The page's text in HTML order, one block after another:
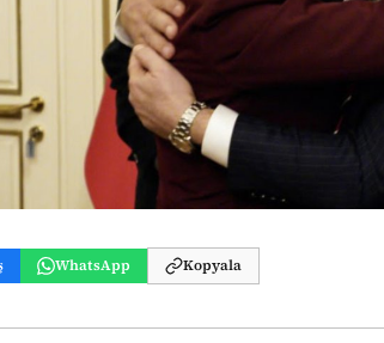
WhatsApp Kopyala